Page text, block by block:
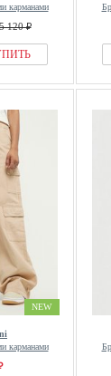
карманами
120 ₽
NEW
карманами